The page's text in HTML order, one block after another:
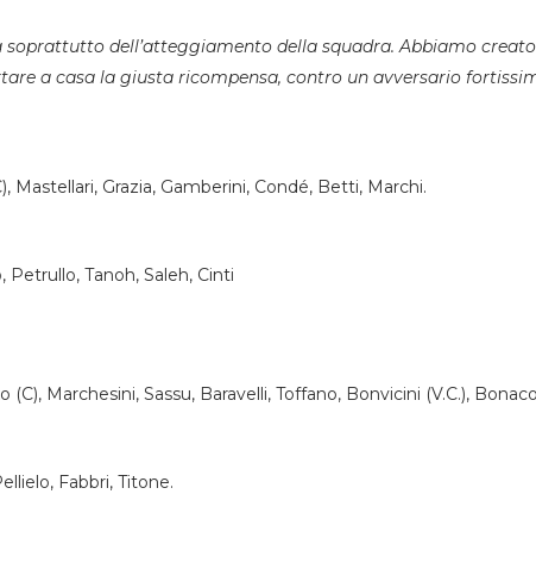
soprattutto dell’atteggiamento della squadra. Abbiamo
a casa la giusta ricompensa, contro un avversario
Mastellari, Grazia, Gamberini, Condé, Betti, Marchi.
Petrullo, Tanoh, Saleh, Cinti
Marchesini, Sassu, Baravelli, Toffano, Bonvicini (V.C.),
Fabbri, Titone.